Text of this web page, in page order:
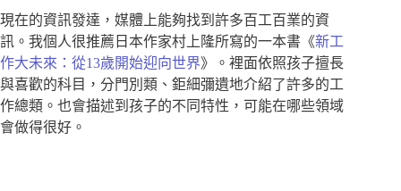
現在的資訊發達，媒體上能夠找到許多百工百業的資
訊。我個人很推薦日本作家村上隆所寫的一本書《新工
作大未來：從13歲開始迎向世界》。裡面依照孩子擅長
與喜歡的科目，分門別類、鉅細彌遺地介紹了許多的工
作總類。也會描述到孩子的不同特性，可能在哪些領域
會做得很好。